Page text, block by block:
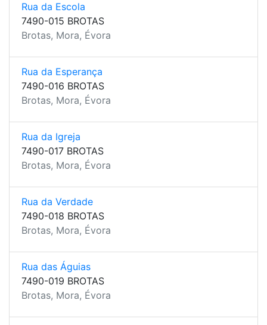
Rua da Escola
7490-015 BROTAS
Brotas, Mora, Évora
Rua da Esperança
7490-016 BROTAS
Brotas, Mora, Évora
Rua da Igreja
7490-017 BROTAS
Brotas, Mora, Évora
Rua da Verdade
7490-018 BROTAS
Brotas, Mora, Évora
Rua das Águias
7490-019 BROTAS
Brotas, Mora, Évora